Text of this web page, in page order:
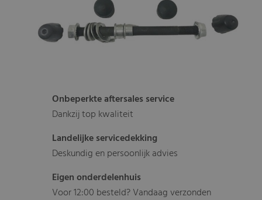
Onbeperkte aftersales service
Dankzij top kwaliteit
Landelijke servicedekking
Deskundig en persoonlijk advies
Eigen onderdelenhuis
Voor 12:00 besteld? Vandaag verzonden